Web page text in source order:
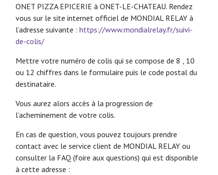
ONET PIZZA EPICERIE à ONET-LE-CHATEAU. Rendez
vous sur le site internet officiel de MONDIAL RELAY à
l’adresse suivante : https://www.mondialrelay.fr/suivi-
de-colis/
Mettre votre numéro de colis qui se compose de 8 , 10
ou 12 chiffres dans le formulaire puis le code postal du
destinataire.
Vous aurez alors accès à la progression de
l’acheminement de votre colis.
En cas de question, vous pouvez toujours prendre
contact avec le service client de MONDIAL RELAY ou
consulter la FAQ (foire aux questions) qui est disponible
à cette adresse :